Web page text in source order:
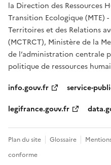
la Direction des Ressources
Transition Ecologique (MTE)
Territoires et des Relations
(MCTRCT), Ministère de la
de l’administration centrale
politique de ressources
info.gouv.fr
service-
legifrance.gouv.fr
Plan du site Glossaire
conforme